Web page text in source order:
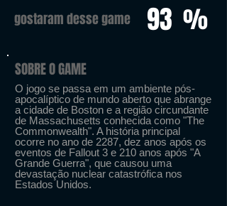
gostaram desse game 93 %
SOBRE O GAME
O jogo se passa em um ambiente pós-
apocalíptico de mundo aberto que abrange
a cidade de Boston e a região circundante
de Massachusetts conhecida como "The
Commonwealth". A história principal
ocorre no ano de 2287, dez anos após os
eventos de Fallout 3 e 210 anos após "A
Grande Guerra", que causou uma
devastação nuclear catastrófica nos
Estados Unidos.